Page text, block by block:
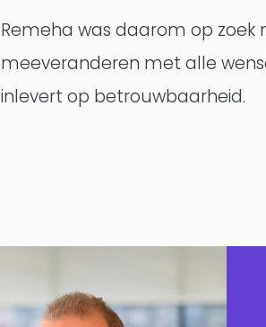
Remeha was daarom op
meeveranderen met alle
inlevert op betrouwbaarheid.